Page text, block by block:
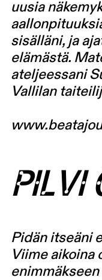
uusia
sisälläni, ja
elämästä.
ateljeessani
Vallilan
PILVI
Pidän itseäni
Viime aikoina